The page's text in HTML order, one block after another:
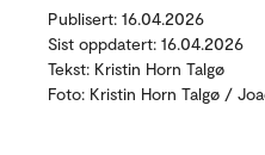
Publisert: 16.04.2026
Sist oppdatert: 16.04.2026
Tekst: Kristin Horn Talgø
Foto: Kristin Horn Talgø /